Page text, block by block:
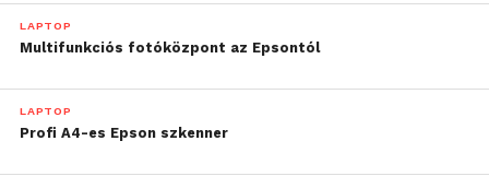
LAPTOP
Multifunkciós fotóközpont az Epsontól
LAPTOP
Profi A4-es Epson szkenner